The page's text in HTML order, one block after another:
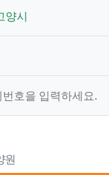
고양시
원